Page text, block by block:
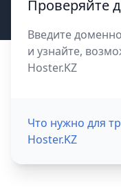
Проверяйте
Введите
и узнайте,
Hoster.KZ
Что нужно для
Hoster.KZ